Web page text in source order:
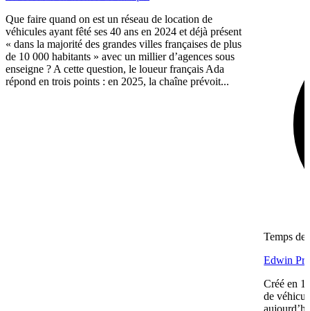
Que faire quand on est un réseau de location de
véhicules ayant fêté ses 40 ans en 2024 et déjà présent
« dans la majorité des grandes villes françaises de plus
de 10 000 habitants » avec un millier d’agences sous
enseigne ? A cette question, le loueur français Ada
répond en trois points : en 2025, la chaîne prévoit...
Temps de
Edwin
Créé en
de